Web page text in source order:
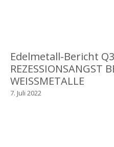
Edelmetall-Bericht
REZESSIONSANGST
WEISSMETALLE
7. Juli 2022